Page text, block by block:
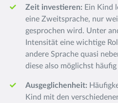
Zeit investieren: Ein Kind
eine Zweitsprache, nur
gesprochen wird. Unter
Intensität eine wichtige
andere Sprache quasi
diese also möglichst
Ausgeglichenheit:
Kind mit den